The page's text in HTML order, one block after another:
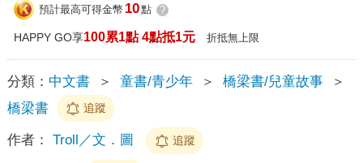
預計最高可得金幣 10點 ?
HAPPY GO享100累1點 4點抵1元 折抵無上限
分類： 中文書 ＞ 童書/青少年 ＞ 橋梁書/兒童故事
＞
橋梁書
追蹤
作者： Troll／文．圖 追蹤